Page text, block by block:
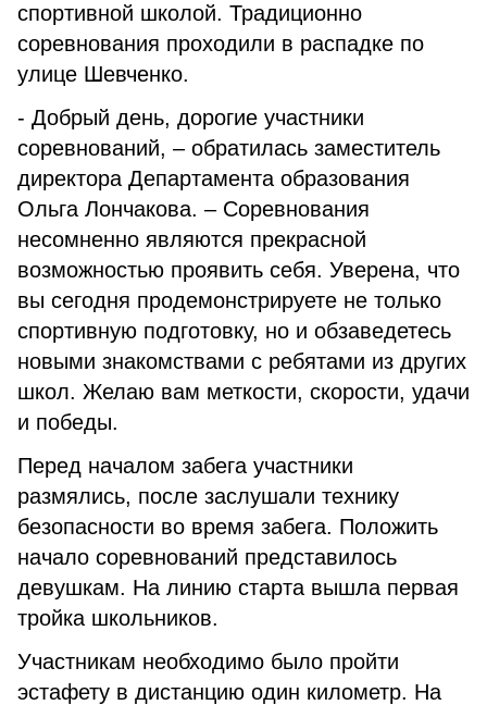
спортивной школой. Традиционно
соревнования проходили в распадке по
улице Шевченко.
- Добрый день, дорогие участники
соревнований, – обратилась заместитель
директора Департамента образования
Ольга Лончакова. – Соревнования
несомненно являются прекрасной
возможностью проявить себя. Уверена, что
вы сегодня продемонстрируете не только
спортивную подготовку, но и обзаведетесь
новыми знакомствами с ребятами из других
школ. Желаю вам меткости, скорости, удачи
и победы.
Перед началом забега участники
размялись, после заслушали технику
безопасности во время забега. Положить
начало соревнований представилось
девушкам. На линию старта вышла первая
тройка школьников.
Участникам необходимо было пройти
эстафету в дистанцию один километр. На